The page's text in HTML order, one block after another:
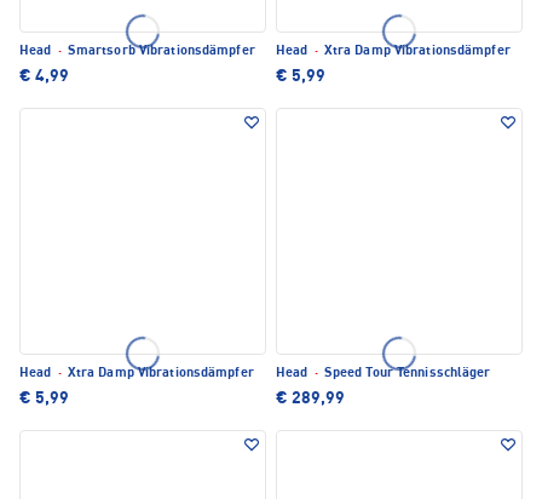
Head · Smartsorb Vibrationsdämpfer
€ 4,99
Head · Xtra Damp Vibrationsdämpfer
€ 5,99
Head · Xtra Damp Vibrationsdämpfer
€ 5,99
Head · Speed Tour Tennisschläger
€ 289,99